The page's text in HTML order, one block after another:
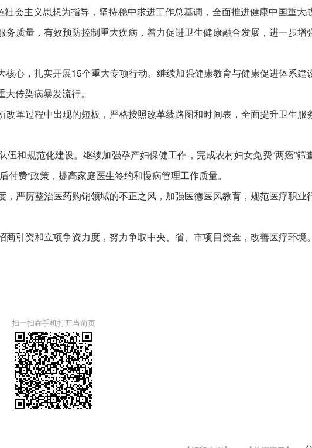
会主义思想为指导，坚持稳中求进工作总基调，全面推进健康中国重大
质量，有效预防控制重大疾病，着力促进卫生健康融合发展，进一步增
核心，扎实开展15个重大专项行动。继续加强健康教育与健康促进体系建
传染病暴发流行。
改革过程中出现的短板，严格按照改革线路图和时间表，全面提升卫生服
伍和规范化建设。继续加强孕产妇保健工作，完成农村妇女免费“两癌”筛
费”政策，提高家庭医生签约和慢病管理工作质量。
，严厉整治医药购销领域的不正之风，加强医德医风教育，规范医疗职业
商引资和立项争资力度，努力争取中央、省、市项目资金，改善医疗环境
扫一扫在手机打开当前页